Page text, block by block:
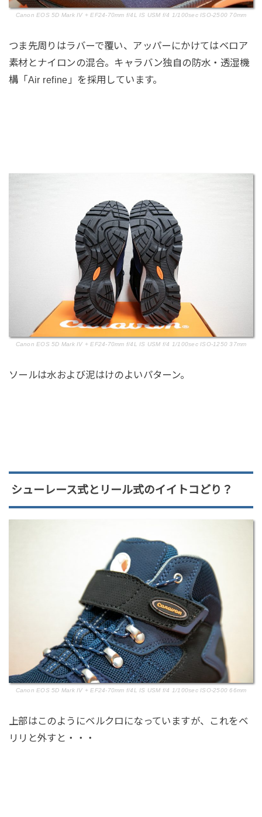
Canon EOS 5D Mark IV + EF24-70mm f/4L IS USM f/4 1/100sec ISO-2500 70mm
つま先周りはラバーで覆い、アッパーにかけてはベロア
素材とナイロンの混合。キャラバン独自の防水・透湿機
構「Air refine」を採用しています。
Canon EOS 5D Mark IV + EF24-70mm f/4L IS USM f/4 1/100sec ISO-1250 37mm
ソールは水および泥はけのよいパターン。
シューレース式とリール式のイイトコどり？
Canon EOS 5D Mark IV + EF24-70mm f/4L IS USM f/4 1/100sec ISO-2500 66mm
上部はこのようにベルクロになっていますが、これをベ
リリと外すと・・・